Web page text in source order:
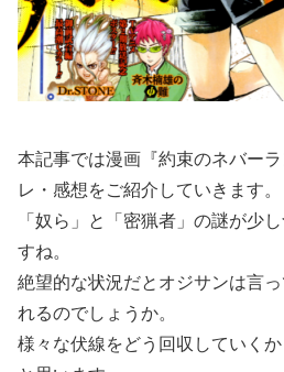
本記事では漫画『約束のネバー
レ・感想をご紹介していきます。
「奴ら」と「密猟者」の謎が少
すね。
絶望的な状況だとオジサンは言
れるのでしょうか。
様々な伏線をどう回収していく